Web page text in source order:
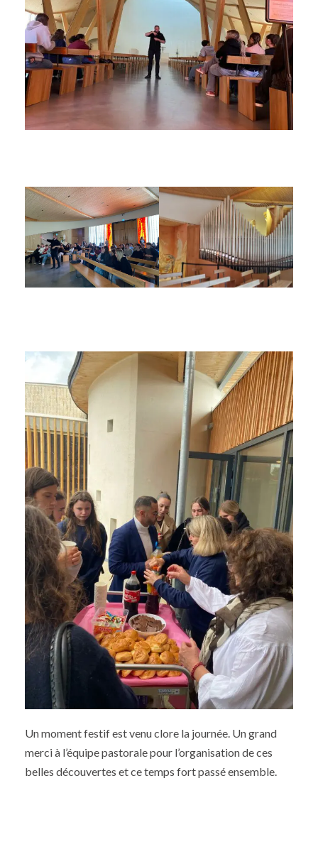
Un moment festif est venu clore la journée. Un grand
merci à l’équipe pastorale pour l’organisation de ces
belles découvertes et ce temps fort passé ensemble.